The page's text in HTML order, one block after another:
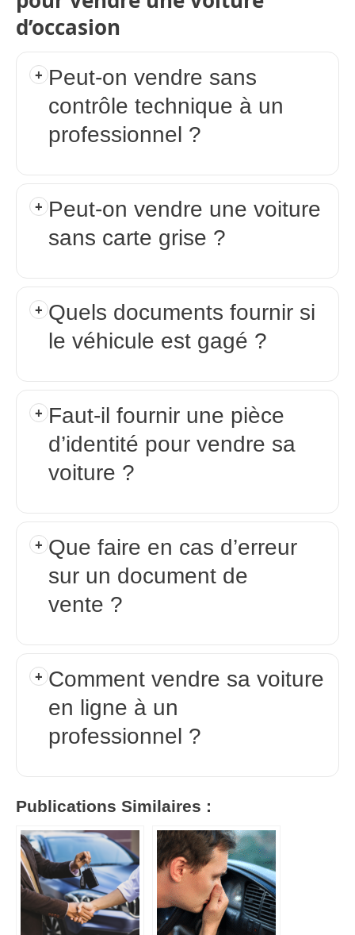
d’occasion
Peut-on vendre sans
contrôle technique à un
professionnel ?
Peut-on vendre une voiture
sans carte grise ?
Quels documents fournir si
le véhicule est gagé ?
Faut-il fournir une pièce
d’identité pour vendre sa
voiture ?
Que faire en cas d’erreur
sur un document de
vente ?
Comment vendre sa voiture
en ligne à un
professionnel ?
Publications Similaires :